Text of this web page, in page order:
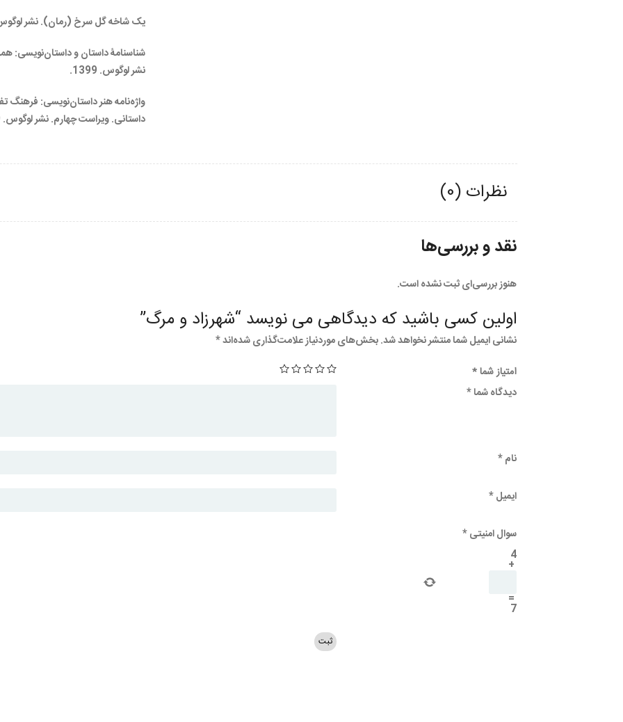
یک شاخه گل سرخ (رمان). نشر لوگوس.
شناسنامۀ داستان و داستان‌نویسی:
نشر لوگوس. 1399.
واژه‌نامه هنر داستان‌نویسی: فرهنگ
داستانی. ویراست چهارم. نشر لوگوس. 1399.
نظرات (0)
نقد و بررسی‌ها
هنوز بررسی‌ای ثبت نشده است.
اولین کسی باشید که دیدگاهی می نویسد “شهرزاد و مرگ”
نشانی ایمیل شما منتشر نخواهد شد.بخش‌های موردنیاز علامت‌گذاری شده‌اند*
امتیاز شما*
دیدگاه شما*
نام*
ایمیل*
سوال امنیتی*
4
+
=
7